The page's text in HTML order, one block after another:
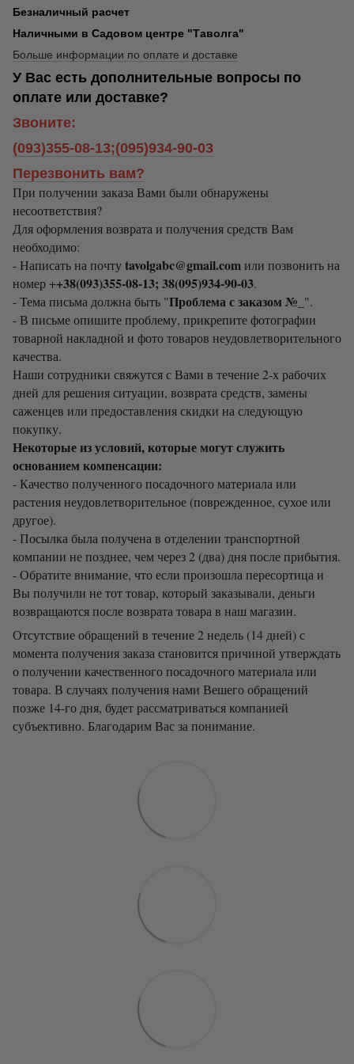
Безналичный расчет
Наличными в Садовом центре "Таволга"
Больше информации по оплате и доставке
У Вас есть дополнительные вопросы по
оплате или доставке?
Звоните:
(093)355-08-13;(095)934-90-03
Перезвонить вам?
При получении заказа Вами были обнаружены
несоответствия?
Для оформления возврата и получения средств Вам
необходимо:
- Написать на почтуtavolgabc@gmail.comили позвонить на
номер ++38(093)355-08-13; 38(095)934-90-03.
- Тема письма должна быть "Проблема с заказом №_ ".
- В письме опишите проблему, прикрепите фотографии
товарной накладной и фото товаров неудовлетворительного
качества.
Наши сотрудники свяжутся с Вами в течение 2-х рабочих
дней для решения ситуации, возврата средств, замены
саженцев или предоставления скидки на следующую
покупку.
Некоторые из условий, которые могут служить
основанием компенсации:
- Качество полученного посадочного материала или
растения неудовлетворительное (поврежденное, сухое или
другое).
- Посылка была получена в отделении транспортной
компании не позднее, чем через 2 (два) дня после прибытия.
- Обратите внимание, что если произошла пересортица и
Вы получили не тот товар, который заказывали, деньги
возвращаются после возврата товара в наш магазин.
Отсутствие обращений в течение 2 недель (14 дней) с
момента получения заказа становится причиной утверждать
о получении качественного посадочного материала или
товара. В случаях получения нами Вешего обращений
позже 14-го дня, будет рассматриваться компанией
субъективно. Благодарим Вас за понимание.